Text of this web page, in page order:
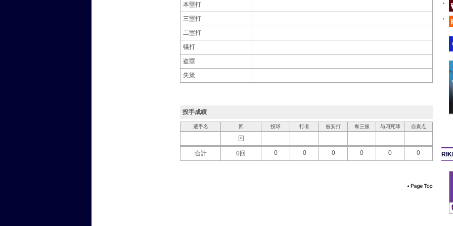
本塁打
三塁打
二塁打
犠打
盗塁
失策
投手成績
選手名 回 投球 打者 被安打 奪三振 与四死球 自責点
回
合計 0回 0 0 0 0 0 0